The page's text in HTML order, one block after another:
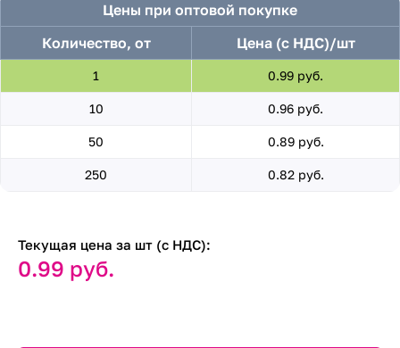
Цены при оптовой покупке
Количество, от
Цена (с НДС)/шт
1 0.99 руб.
10 0.96 руб.
50 0.89 руб.
250 0.82 руб.
Текущая цена за шт (с НДС):
0.99 руб.